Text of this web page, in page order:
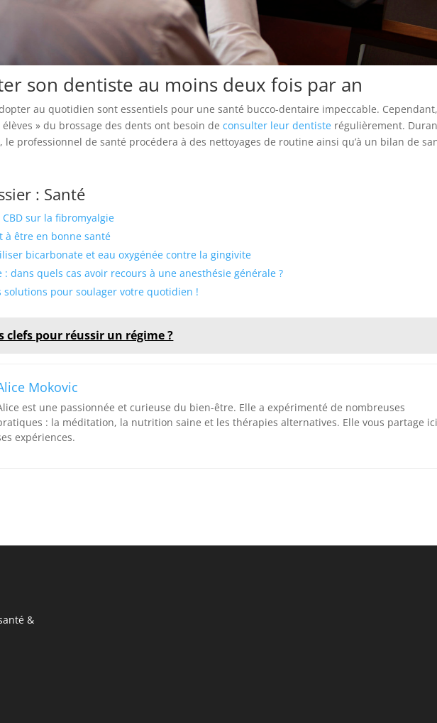
son dentiste au moins deux fois par an
au quotidien sont essentiels pour une santé bucco-dentaire impeccable. Cependant,
» du brossage des dents ont besoin deconsulter leur dentiste régulièrement.
le professionnel de santé procédera à des nettoyages de routine ainsi qu’à un bilan de
: Santé
sur la fibromyalgie
à être en bonne santé
bicarbonate et eau oxygénée contre la gingivite
dans quels cas avoir recours à une anesthésie générale ?
pour soulager votre quotidien !
clefs pour réussir un régime ?
Mokovic
est une passionnée et curieuse du bien-être. Elle a expérimenté de nombreuses
: la méditation, la nutrition saine et les thérapies alternatives. Elle vous partage ici
expériences.
&